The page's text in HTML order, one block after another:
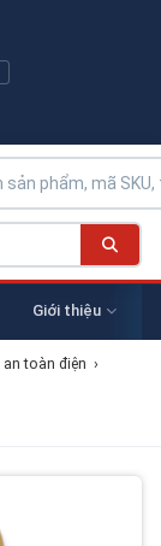
Giới thiệu
an toàn điện ›